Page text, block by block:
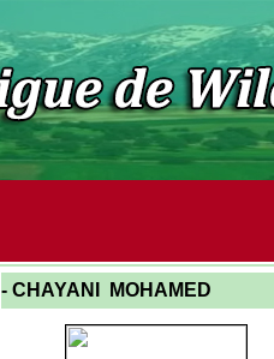
- CHAYANI MOHAMED